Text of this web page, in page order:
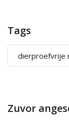
Tags
dierproefvrije
Zuvor